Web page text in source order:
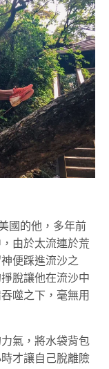
國的他，多年前
由於太流連於荒
便踩進流沙之
脫讓他在流沙中
噬之下，毫無用
氣，將水袋背包
才讓自己脫離險